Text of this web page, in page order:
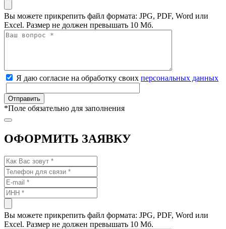
Вы можете прикрепить файл формата: JPG, PDF, Word или
Excel. Размер не должен превышать 10 Мб.
Я даю согласие на обработку своих персональных данных
*Поле обязательно для заполнения
ОФОРМИТЬ ЗАЯВКУ
Вы можете прикрепить файл формата: JPG, PDF, Word или
Excel. Размер не должен превышать 10 Мб.